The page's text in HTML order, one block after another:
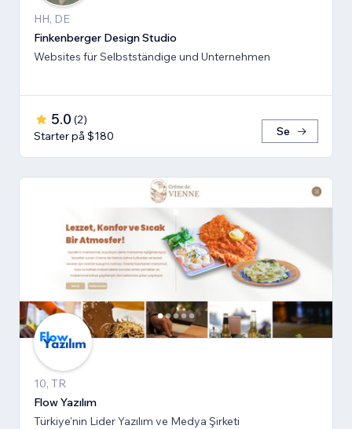
HH, DE
Finkenberger Design Studio
Websites für Selbstständige und Unternehmen
5.0 (2)
Starter på $180
Se
10, TR
Flow Yazılım
Türkiye'nin Lider Yazılım ve Medya Şirketi